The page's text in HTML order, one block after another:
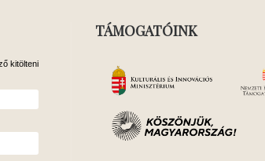
kitölteni
TÁMOGATÓINK